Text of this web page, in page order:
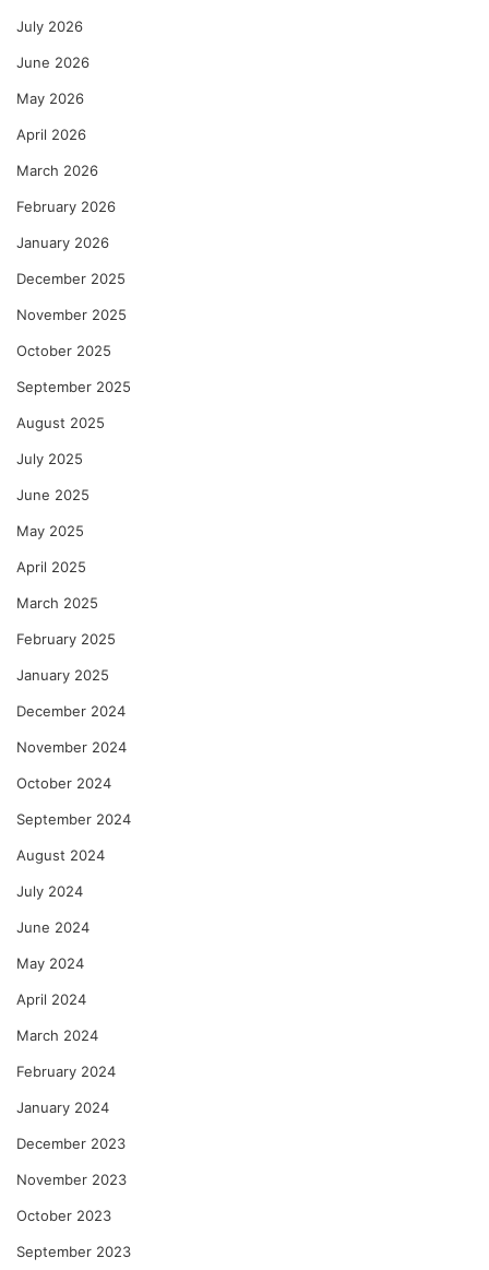
July 2026
June 2026
May 2026
April 2026
March 2026
February 2026
January 2026
December 2025
November 2025
October 2025
September 2025
August 2025
July 2025
June 2025
May 2025
April 2025
March 2025
February 2025
January 2025
December 2024
November 2024
October 2024
September 2024
August 2024
July 2024
June 2024
May 2024
April 2024
March 2024
February 2024
January 2024
December 2023
November 2023
October 2023
September 2023